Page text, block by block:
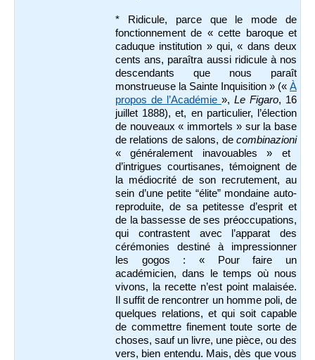
* Ridicule, parce que le mode de
fonctionnement de « cette baroque et
caduque institution » qui, « dans deux
cents ans, paraîtra aussi ridicule à nos
descendants que nous paraît
monstrueuse la Sainte Inquisition » (« À
propos de l’Académie », Le Figaro, 16
juillet 1888), et, en particulier, l’élection
de nouveaux « immortels » sur la base
de relations de salons, de combinazioni
« généralement inavouables » et
d’intrigues courtisanes, témoignent de
la médiocrité de son recrutement, au
sein d’une petite “élite” mondaine auto-
reproduite, de sa petitesse d’esprit et
de la bassesse de ses préoccupations,
qui contrastent avec l’apparat des
cérémonies destiné à impressionner
les gogos : « Pour faire un
académicien, dans le temps où nous
vivons, la recette n’est point malaisée.
Il suffit de rencontrer un homme poli, de
quelques relations, et qui soit capable
de commettre finement toute sorte de
choses, sauf un livre, une pièce, ou des
vers, bien entendu. Mais, dès que vous